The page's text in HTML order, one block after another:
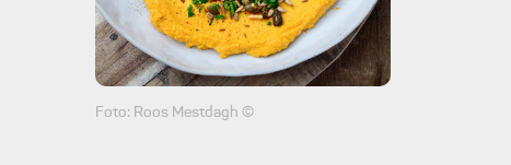
Foto: Roos Mestdagh ©